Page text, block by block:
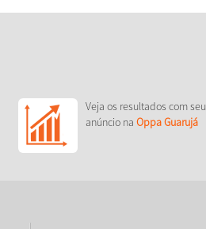
Veja os resultados com seu
anúncio na Oppa Guarujá